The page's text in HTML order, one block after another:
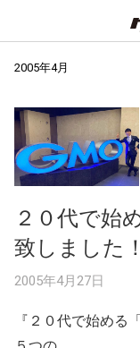
2005年4月
２０代で始
致しました！
2005年4月27日
『２０代で始め